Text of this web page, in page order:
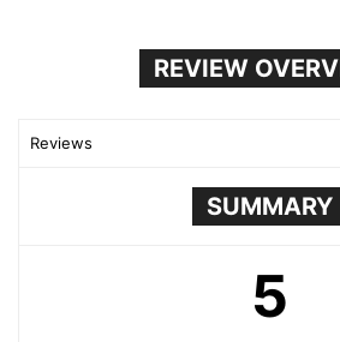
REVIEW
Reviews
SUMMARY
5